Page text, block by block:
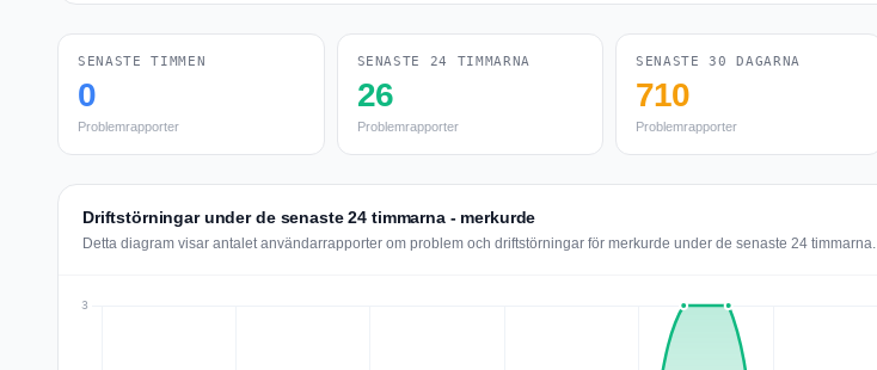
SENASTE TIMMEN
0
Problemrapporter
SENASTE 24 TIMMARNA
26
Problemrapporter
SENASTE 30 DAGARNA
710
Problemrapporter
Driftstörningar under de senaste 24 timmarna - merkurde
Detta diagram visar antalet användarrapporter om problem och driftstörningar för merkurde under de senaste 24 timmarna.